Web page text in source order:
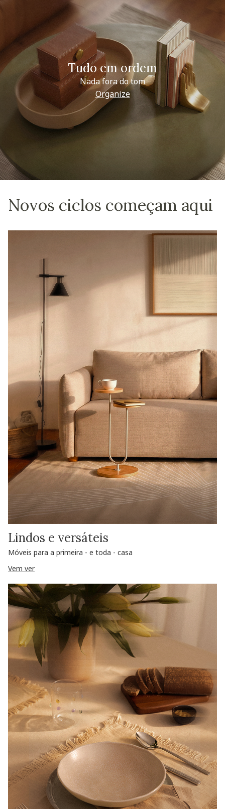
Tudo em ordem
Nada fora do tom
Organize
Novos ciclos começam aqui
Lindos e versáteis
Móveis para a primeira - e toda - casa
Vem ver